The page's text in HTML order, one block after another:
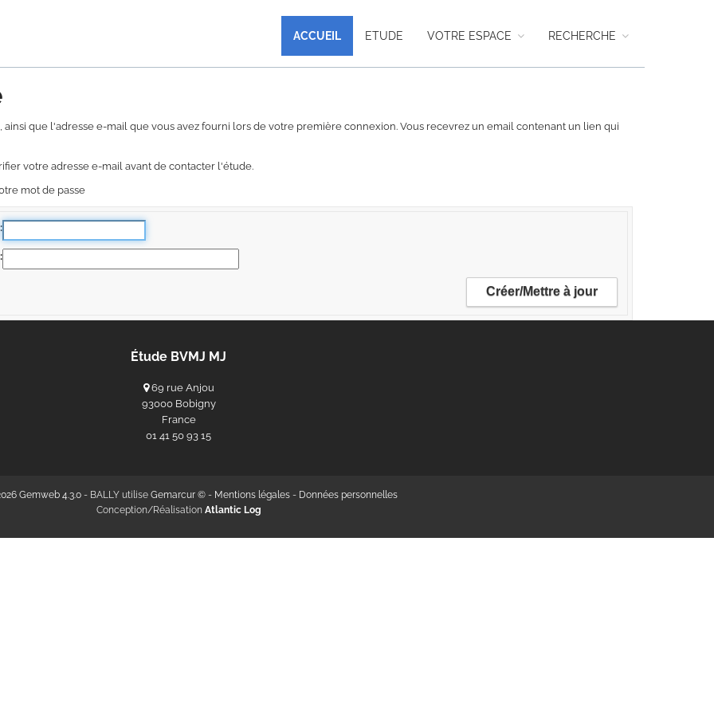
ACCUEIL ETUDE VOTRE ESPACE RECHERCHE
que l'adresse e-mail que vous avez fourni lors de votre première connexion. Vous recevrez un email contenant un lien qui
votre adresse e-mail avant de contacter l'étude.
mot de passe
Étude BVMJ MJ
69 rue Anjou
93000 Bobigny
France
‭01 41 50 93 15‬
Gemweb 4.3.0- BALLY utilise Gemarcur ©- Mentions légales- Données personnelles
Conception/Réalisation Atlantic Log